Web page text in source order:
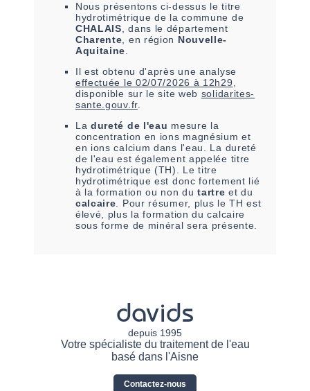
Nous présentons ci-dessus le titre
hydrotimétrique de la commune de
CHALAIS , dans le département
Charente , en région Nouvelle-
Aquitaine
Il est obtenu d'après une analyse
effectuée le 02/07/2026 à 12h29
disponible sur le site web solidarites-
sante.gouv.fr.
La dureté de l'eau mesure la
concentration en ions magnésium et
en ions calcium dans l'eau. La dureté
de l'eau est également appelée titre
hydrotimétrique (TH). Le titre
hydrotimétrique est donc fortement lié
à la formation ou non dutartre et du
calcaire . Pour résumer, plus le TH est
élevé, plus la formation du calcaire
sous forme de minéral sera présente.
davids
depuis 1995
Votre spécialiste du traitement de l'eau
basé dans l'Aisne
Contactez-nous